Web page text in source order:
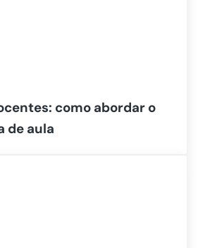
como abordar o
de aula